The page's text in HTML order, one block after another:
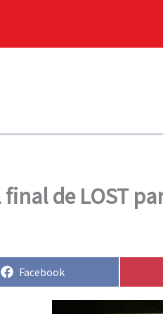
de LOST
Compartir
Facebook